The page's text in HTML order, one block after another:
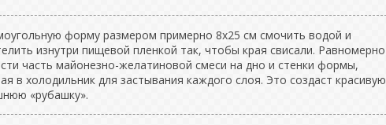
форму размером примерно 8x25 см смочить водой и
изнутри пищевой пленкой так, чтобы края свисали. Равномерно
часть майонезно-желатиновой смеси на дно и стенки формы,
в холодильник для застывания каждого слоя. Это создаст красивую
«рубашку».